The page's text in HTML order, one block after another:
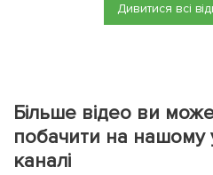
Дивитися всі
Більше відео ви
побачити на нашому
каналі